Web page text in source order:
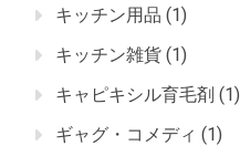
キッチン用品 (1)
キッチン雑貨 (1)
キャピキシル育毛剤 (1)
ギャグ・コメディ (1)